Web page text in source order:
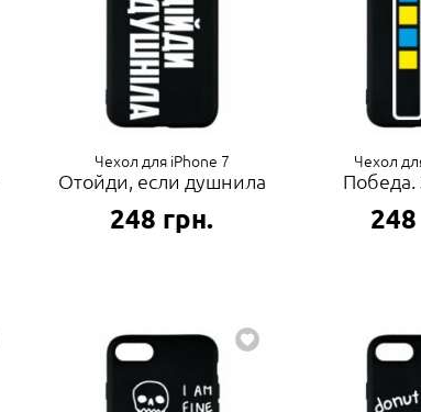
Чехол для iPhone 7
Отойди, если душнила
248 грн.
Чехол
Победа.
248